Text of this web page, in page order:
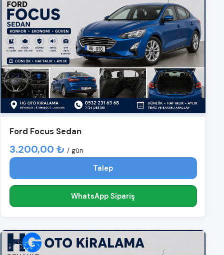
Ford Focus Sedan
3.200,00 ₺ / gün
Talep
WhatsApp Sipariş